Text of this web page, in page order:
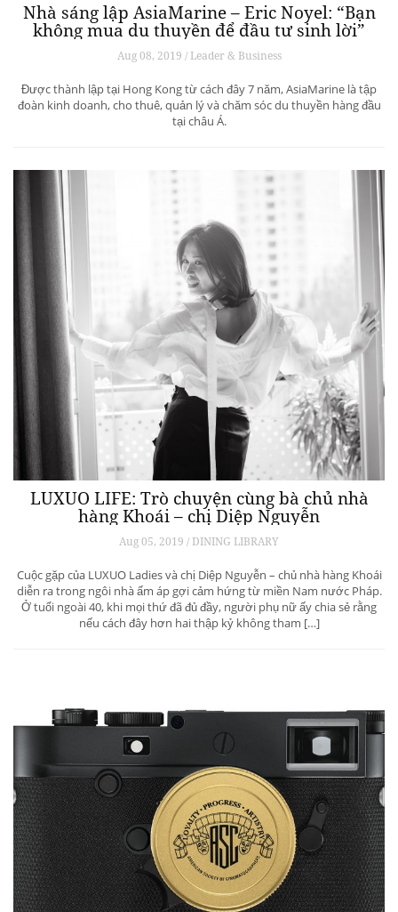
Nhà sáng lập AsiaMarine – Eric Noyel: “Bạn
không mua du thuyền để đầu tư sinh lời”
Aug 08, 2019 / Leader & Business
Được thành lập tại Hong Kong từ cách đây 7 năm, AsiaMarine là tập
đoàn kinh doanh, cho thuê, quản lý và chăm sóc du thuyền hàng đầu
tại châu Á.
LUXUO LIFE: Trò chuyện cùng bà chủ nhà
hàng Khoái – chị Diệp Nguyễn
Aug 05, 2019 / DINING LIBRARY
Cuộc gặp của LUXUO Ladies và chị Diệp Nguyễn – chủ nhà hàng Khoái
diễn ra trong ngôi nhà ấm áp gợi cảm hứng từ miền Nam nước Pháp.
Ở tuổi ngoài 40, khi mọi thứ đã đủ đầy, người phụ nữ ấy chia sẻ rằng
nếu cách đây hơn hai thập kỷ không tham […]